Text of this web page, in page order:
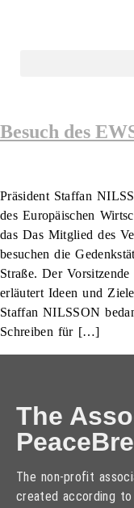
Besuch des
Präsident Staffan
des Europäischen
das Das Mitglied des
besuchen die
Straße. Der
erläutert Ideen und
Staffan NILSSON
Schreiben für […]
The
The non-profit
created according